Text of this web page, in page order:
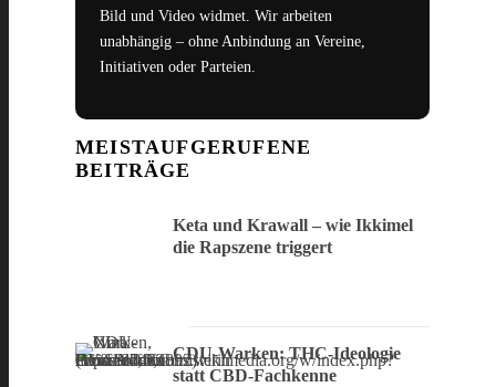
Bild und Video widmet. Wir arbeiten
unabhängig – ohne Anbindung an Vereine,
Initiativen oder Parteien.
MEISTAUFGERUFENE
BEITRÄGE
Keta und Krawall – wie Ikkimel
die Rapszene triggert
CDU-Warken: THC-Ideologie
statt CBD-Fachkenne